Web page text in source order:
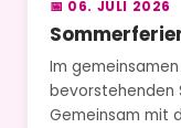
📅 06. JULI 2026
Im
bevorstehenden
Gemeinsam mit